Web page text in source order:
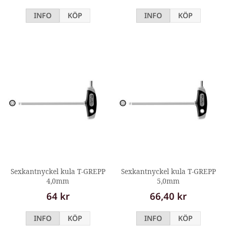
INFO KÖP INFO KÖP
Sexkantnyckel kula T-GREPP
4,0mm
64 kr
INFO KÖP
Sexkantnyckel kula T-GREPP
5,0mm
66,40 kr
INFO KÖP